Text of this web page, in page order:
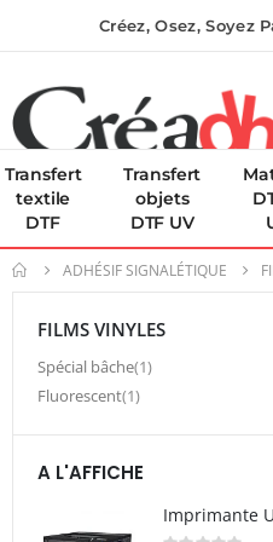
Créez, Osez, Soyez
Transfert
textile
DTF
Transfert
objets
DTF UV
ADHÉSIF SIGNALÉTIQUE
FILMS VINYLES
Spécial bâche 1article
Fluorescent 1article
A L'AFFICHE